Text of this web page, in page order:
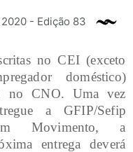
- Edição 83